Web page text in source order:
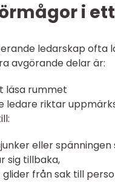
i
ledarskap ofta
avgörande delar är:
läsa rummet
ledare riktar
eller spänningen
sig tillbaka,
från sak till